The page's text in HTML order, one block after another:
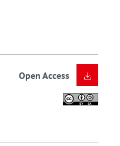
Open Access